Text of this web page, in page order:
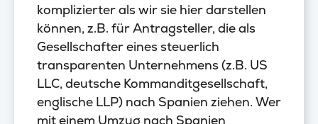
komplizierter als wir sie hier darstellen
können, z.B. für Antragsteller, die als
Gesellschafter eines steuerlich
transparenten Unternehmens (z.B. US
LLC, deutsche Kommanditgesellschaft,
englische LLP) nach Spanien ziehen. Wer
mit einem Umzug nach Spanien